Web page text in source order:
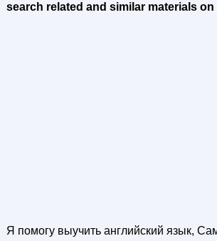
search related and similar materials
Я помогу выучить английский язык,